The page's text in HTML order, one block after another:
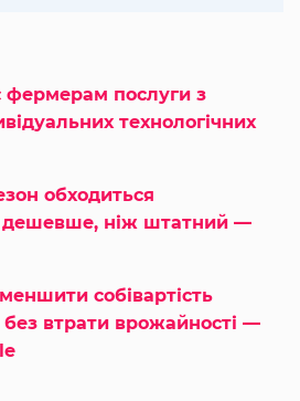
фермерам послуги з
технологічних
обходиться
дешевше, ніж штатний —
собівартість
втрати врожайності —